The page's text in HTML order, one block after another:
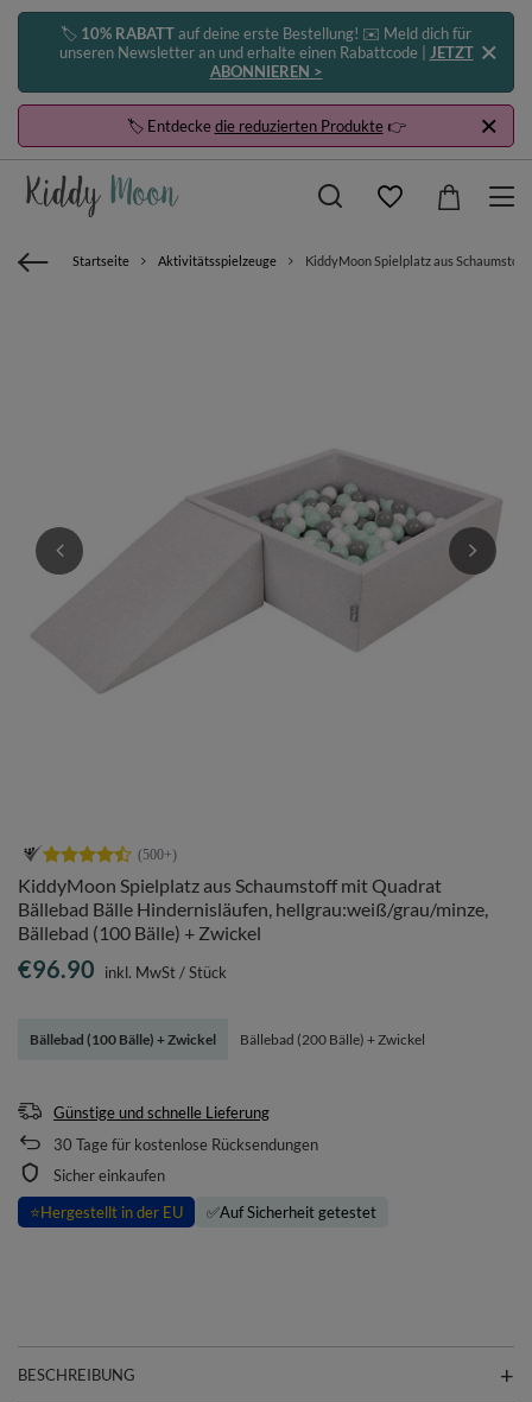
🏷️ 10% RABATTauf deine erste Bestellung! ✉️ Meld dich für
unseren Newsletter an und erhalte einen Rabattcode | JETZT
ABONNIEREN >
🏷️ Entdeckedie reduzierten Produkte👉
Startseite Aktivitätsspielzeuge KiddyMoon Spielplatz aus
KiddyMoon Spielplatz aus Schaumstoff mit Quadrat
Bällebad Bälle Hindernisläufen, hellgrau:weiß/grau/minze,
Bällebad (100 Bälle) + Zwickel
Bällebad (100 Bälle) + Zwickel Bällebad (200 Bälle) + Zwickel
€96.90 inkl. MwSt/Stück
Günstige und schnelle Lieferung
30 Tage für kostenlose Rücksendungen
Sicher einkaufen
⭐Hergestellt in der EU ✅Auf Sicherheit getestet
BESCHREIBUNG